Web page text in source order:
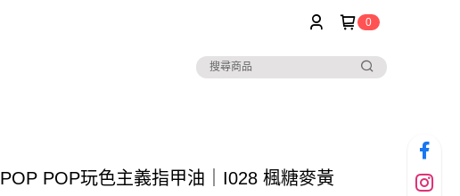
0
POP POP玩色主義指甲油｜I028 楓糖麥黃